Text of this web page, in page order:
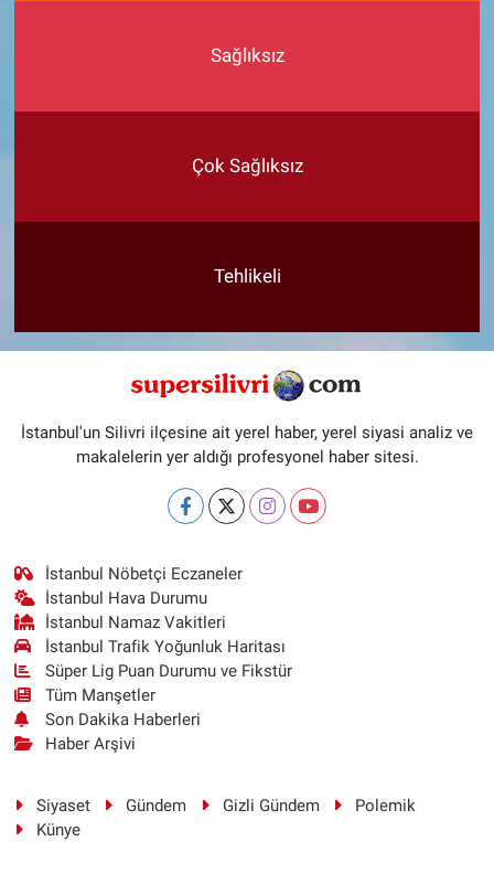
Sağlıksız
Çok Sağlıksız
Tehlikeli
İstanbul'un Silivri ilçesine ait yerel haber, yerel siyasi analiz ve
makalelerin yer aldığı profesyonel haber sitesi.
İstanbul Nöbetçi Eczaneler
İstanbul Hava Durumu
İstanbul Namaz Vakitleri
İstanbul Trafik Yoğunluk Haritası
Süper Lig Puan Durumu ve Fikstür
Tüm Manşetler
Son Dakika Haberleri
Haber Arşivi
Siyaset Gündem Gizli Gündem
Polemik
Künye